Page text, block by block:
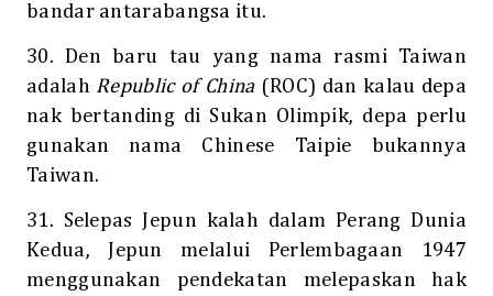
bandar antarabangsa itu.
30. Den baru tau yang nama rasmi Taiwan
adalah Republic of China(ROC) dan kalau depa
nak bertanding di Sukan Olimpik, depa perlu
gunakan nama Chinese Taipie bukannya
Taiwan.
31. Selepas Jepun kalah dalam Perang Dunia
Kedua, Jepun melalui Perlembagaan 1947
menggunakan pendekatan melepaskan hak